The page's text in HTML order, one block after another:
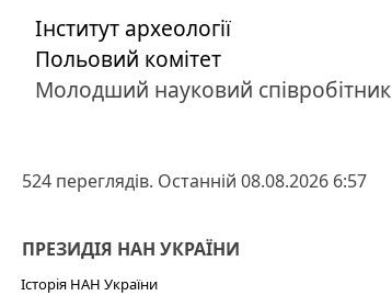
Інститут археології
Польовий комітет
Молодший науковий співробітник
524 переглядів. Останній 08.08.2026 6:57
ПРЕЗИДІЯ НАН УКРАЇНИ
Історія НАН України